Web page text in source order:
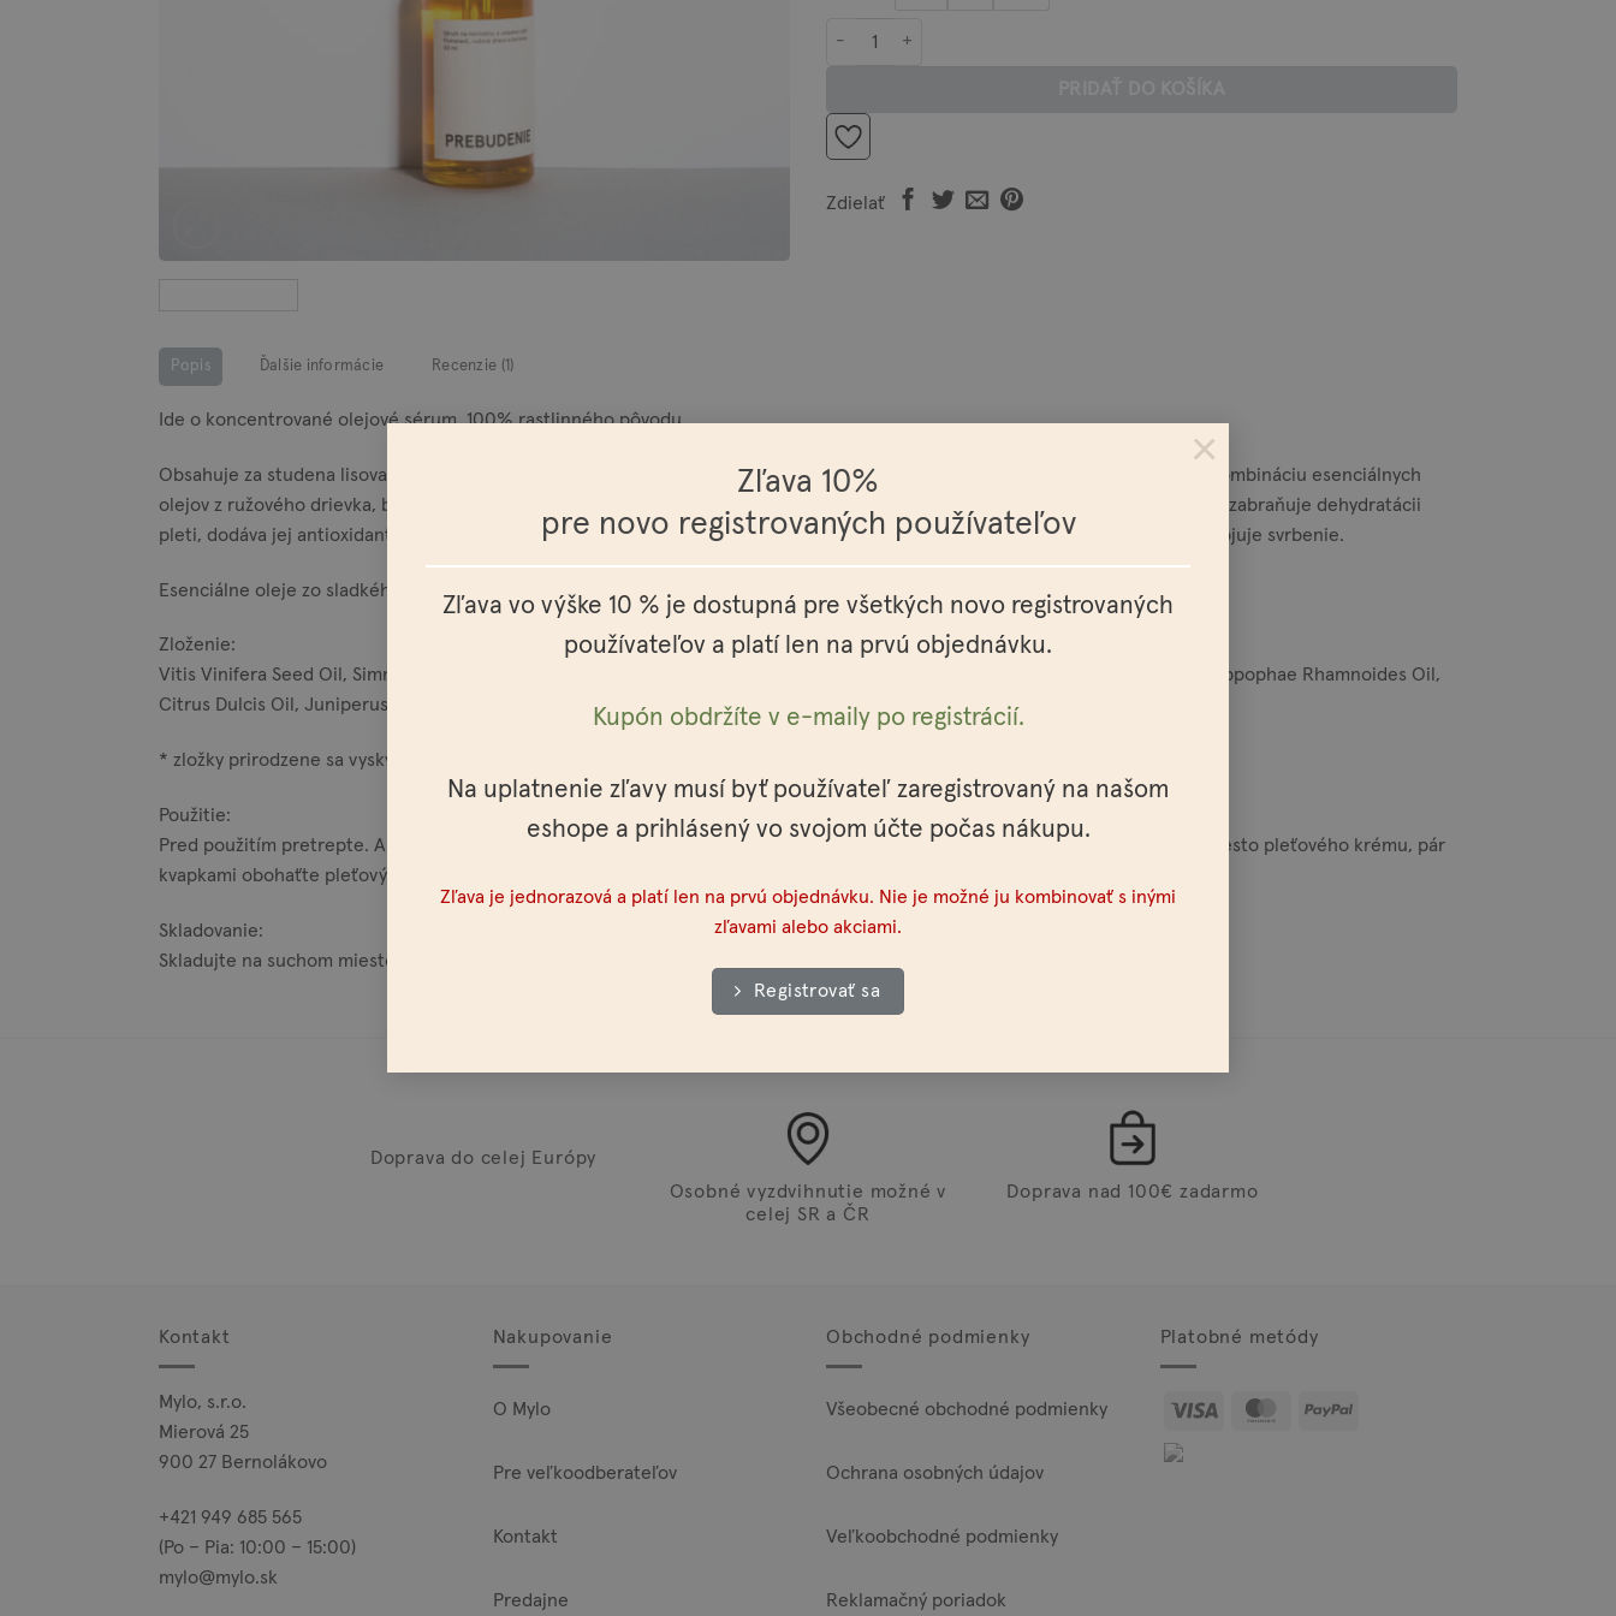
Zľava 10%
pre novo registrovaných používateľov
Zľava vo výške 10 % je dostupná pre všetkých novo registrovaných
používateľov a platí len na prvú objednávku.
Kupón obdržíte v e-maily po registrácií.
Na uplatnenie zľavy musí byť používateľ zaregistrovaný na našom
eshope a prihlásený vo svojom účte počas nákupu.
Zľava je jednorazová a platí len na prvú objednávku. Nie je možné ju kombinovať s inými
zľavami alebo akciami.
Registrovať sa
×
Zdielať
Popis Ďalšie informácie Recenzie (1)
Ide o koncentrované olejové sérum, 100% rastlinného pôvodu.
Obsahuje za studena lisované oleje z hroznových a malinových jadierok, plodov šípok a rakytníka, olivový skvalán, vitamín E a kombináciu esenciálnych
olejov z ružového drievka, borievok a sladkého pomaranča navrhnutú z pohľadu aromadermatológie. Pri pravidelnom používaní zabraňuje dehydratácii
pleti, dodáva jej antioxidanty a esenciálne mastné kyseliny, spomaľuje starnutie pokožky, redukuje jazvy, sťahuje zápaly a upokojuje svrbenie.
Esenciálne oleje zo sladkého pomaranča, borievky a ružového drievka bojujú proti únave pleti a psychickej únave.
Zloženie:
Vitis Vinifera Seed Oil, Simmondsia Chinensis Seed Oil, Squalane, Rosa Canina Fruit Oil, Rubus Idaeus Seed Oil, Tocopherol, Hippophae Rhamnoides Oil,
Citrus Dulcis Oil, Juniperus Communis Oil, Aniba Roseodra Oil, Benyzyl Benzoate*, Limonene*, Citral*, Geraniol*, Linalool*.
* zložky prirodzene sa vyskytujúce v esenciálnych olejoch
Použitie:
Pred použitím pretrepte. Aplikátorom naneste do dlaní a vmasírujte do vlhkej pokožky. Používajte 1 až 2 krát denne, napr. namiesto pleťového krému, pár
kvapkami obohaťte pleťový krém alebo na prevedenie liftingovej masáže.
Skladovanie:
Skladujte na suchom mieste, mimo dosa­hu detí a slnečného žiarenia.
Doprava do celej Európy
Osobné vyzdvihnutie možné v
celej SR a ČR
Doprava nad 100€ zadarmo
Kontakt
Mylo, s.r.o.
Mierová 25
900 27 Bernolákovo
+421 949 685 565
(Po – Pia: 10:00 – 15:00)
mylo@mylo.sk
Nakupovanie
O Mylo
Pre veľkoodberateľov
Kontakt
Predajne
Obchodné podmienky
Všeobecné obchodné podmienky
Ochrana osobných údajov
Veľkoobchodné podmienky
Reklamačný poriadok
Platobné metódy
Visa MasterCardPayPal